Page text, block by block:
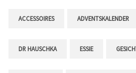
ACCESSOIRES ADVENTSKALENDER
DR HAUSCHKA ESSIE